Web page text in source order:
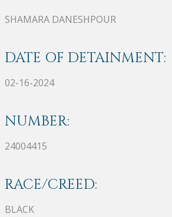
SHAMARA DANESHPOUR
DATE OF DETAINMENT:
02-16-2024
NUMBER:
24004415
RACE/CREED:
BLACK